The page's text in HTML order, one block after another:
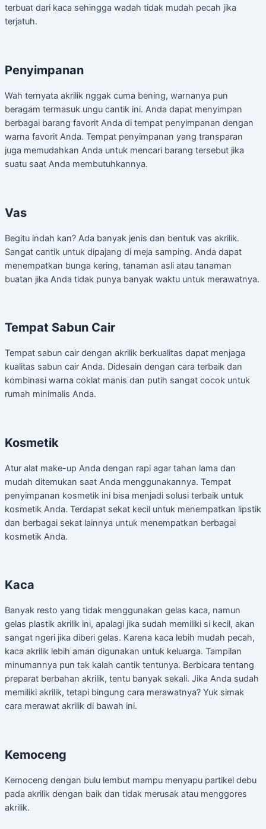
terbuat dari kaca sehingga wadah tidak mudah pecah jika
terjatuh.
Penyimpanan
Wah ternyata akrilik nggak cuma bening, warnanya pun
beragam termasuk ungu cantik ini. Anda dapat menyimpan
berbagai barang favorit Anda di tempat penyimpanan dengan
warna favorit Anda. Tempat penyimpanan yang transparan
juga memudahkan Anda untuk mencari barang tersebut jika
suatu saat Anda membutuhkannya.
Vas
Begitu indah kan? Ada banyak jenis dan bentuk vas akrilik.
Sangat cantik untuk dipajang di meja samping. Anda dapat
menempatkan bunga kering, tanaman asli atau tanaman
buatan jika Anda tidak punya banyak waktu untuk merawatnya.
Tempat Sabun Cair
Tempat sabun cair dengan akrilik berkualitas dapat menjaga
kualitas sabun cair Anda. Didesain dengan cara terbaik dan
kombinasi warna coklat manis dan putih sangat cocok untuk
rumah minimalis Anda.
Kosmetik
Atur alat make-up Anda dengan rapi agar tahan lama dan
mudah ditemukan saat Anda menggunakannya. Tempat
penyimpanan kosmetik ini bisa menjadi solusi terbaik untuk
kosmetik Anda. Terdapat sekat kecil untuk menempatkan lipstik
dan berbagai sekat lainnya untuk menempatkan berbagai
kosmetik Anda.
Kaca
Banyak resto yang tidak menggunakan gelas kaca, namun
gelas plastik akrilik ini, apalagi jika sudah memiliki si kecil, akan
sangat ngeri jika diberi gelas. Karena kaca lebih mudah pecah,
kaca akrilik lebih aman digunakan untuk keluarga. Tampilan
minumannya pun tak kalah cantik tentunya. Berbicara tentang
preparat berbahan akrilik, tentu banyak sekali. Jika Anda sudah
memiliki akrilik, tetapi bingung cara merawatnya? Yuk simak
cara merawat akrilik di bawah ini.
Kemoceng
Kemoceng dengan bulu lembut mampu menyapu partikel debu
pada akrilik dengan baik dan tidak merusak atau menggores
akrilik.